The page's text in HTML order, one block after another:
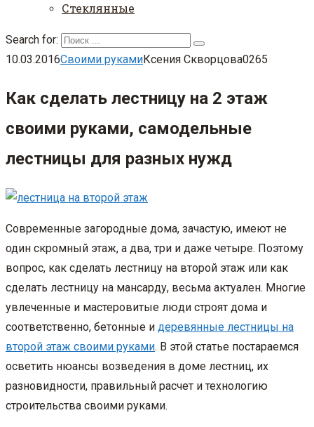
Стеклянные
Search for:
10.03.2016Своими рукамиКсения Скворцова0265
Как сделать лестницу на 2 этаж
своими руками, самодельные
лестницы для разных нужд
Современные загородные дома, зачастую, имеют не
один скромный этаж, а два, три и даже четыре. Поэтому
вопрос, как сделать лестницу на второй этаж или как
сделать лестницу на мансарду, весьма актуален. Многие
увлеченные и мастеровитые люди строят дома и
соответственно, бетонные и деревянные лестницы на
второй этаж своими руками. В этой статье постараемся
осветить нюансы возведения в доме лестниц, их
разновидности, правильный расчет и технологию
строительства своими руками.